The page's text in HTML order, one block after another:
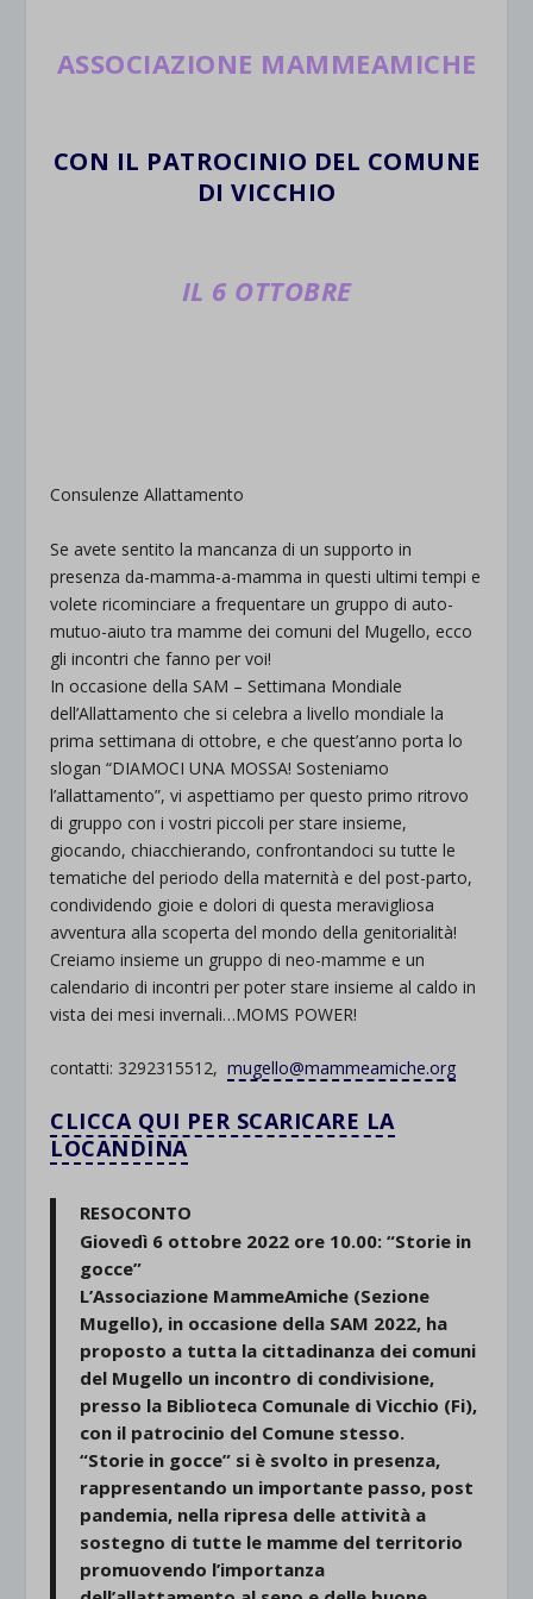
ASSOCIAZIONE MAMMEAMICHE
CON IL PATROCINIO DEL COMUNE
DI VICCHIO
IL 6 OTTOBRE
Consulenze Allattamento
Se avete sentito la mancanza di un supporto in
presenza da-mamma-a-mamma in questi ultimi tempi e
volete ricominciare a frequentare un gruppo di auto-
mutuo-aiuto tra mamme dei comuni del Mugello, ecco
gli incontri che fanno per voi!
In occasione della SAM – Settimana Mondiale
dell’Allattamento che si celebra a livello mondiale la
prima settimana di ottobre, e che quest’anno porta lo
slogan “DIAMOCI UNA MOSSA! Sosteniamo
l’allattamento”, vi aspettiamo per questo primo ritrovo
di gruppo con i vostri piccoli per stare insieme,
giocando, chiacchierando, confrontandoci su tutte le
tematiche del periodo della maternità e del post-parto,
condividendo gioie e dolori di questa meravigliosa
avventura alla scoperta del mondo della genitorialità!
Creiamo insieme un gruppo di neo-mamme e un
calendario di incontri per poter stare insieme al caldo in
vista dei mesi invernali…MOMS POWER!
contatti: 3292315512,mugello@mammeamiche.org
CLICCA QUI PER SCARICARE LA
LOCANDINA
RESOCONTO
Giovedì 6 ottobre 2022 ore 10.00: “Storie in
gocce”
L’Associazione MammeAmiche (Sezione
Mugello), in occasione della SAM 2022, ha
proposto a tutta la cittadinanza dei comuni
del Mugello un incontro di condivisione,
presso la Biblioteca Comunale di Vicchio (Fi),
con il patrocinio del Comune stesso.
“Storie in gocce” si è svolto in presenza,
rappresentando un importante passo, post
pandemia, nella ripresa delle attività a
sostegno di tutte le mamme del territorio
promuovendo l’importanza